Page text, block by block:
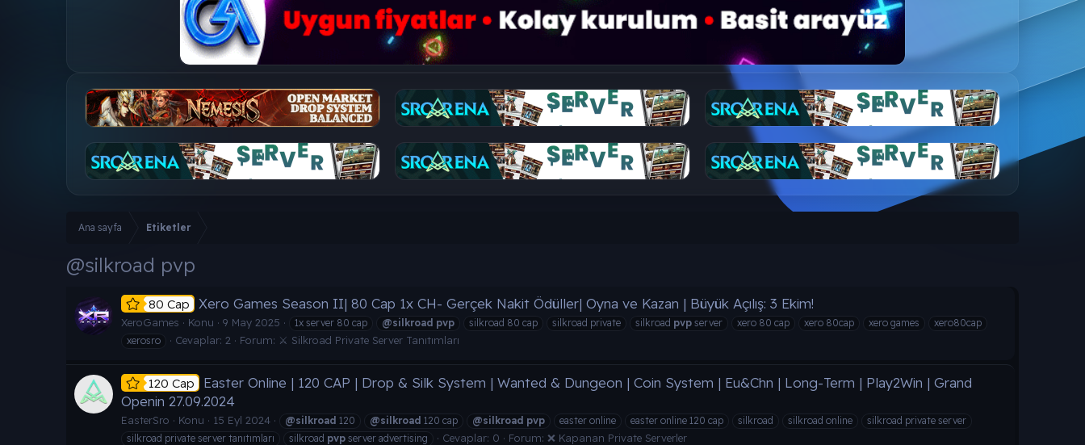
Ana sayfa Etiketler
@silkroad pvp
80 Cap Xero Games Season II| 80 Cap 1x CH- Gerçek Nakit Ödüller| Oyna ve Kazan | Büyük Açılış: 3 Ekim!
XeroGames Konu 9 May 2025 1x server 80 cap @silkroad pvp silkroad 80 cap silkroad private silkroad pvp server xero 80 cap xero 80cap xero games
xero80cap
xerosro
Cevaplar: 2 Forum: ⚔️ Silkroad Private Server Tanıtımları
120 Cap
Easter Online | 120 CAP | Drop & Silk System | Wanted & Dungeon | Coin System | Eu&Chn | Long-Term | Play2Win | Grand
Openin 27.09.2024
EasterSro Konu 15 Eyl 2024 @silkroad 120 @silkroad 120 cap @silkroad pvp easter online easter online 120 cap silkroad silkroad online
silkroad private server
silkroad private server tanıtımları
silkroad pvp server advertising Cevaplar: 0 Forum: ❌ Kapanan Private Serverler